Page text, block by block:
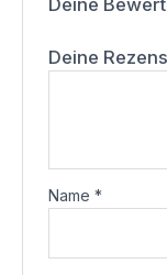
Deine
Name*